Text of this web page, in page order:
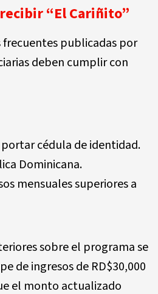
“El Cariñito”
publicadas por
deben cumplir con
cédula de identidad.
Dominicana.
mensuales superiores a
sobre el programa se
de ingresos de RD$30,000
el monto actualizado